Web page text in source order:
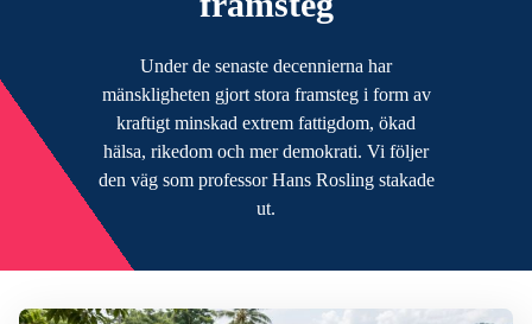
Under de senaste decennierna har
mänskligheten gjort stora framsteg i form av
kraftigt minskad extrem fattigdom, ökad
hälsa, rikedom och mer demokrati. Vi följer
den väg som professor Hans Rosling stakade
ut.